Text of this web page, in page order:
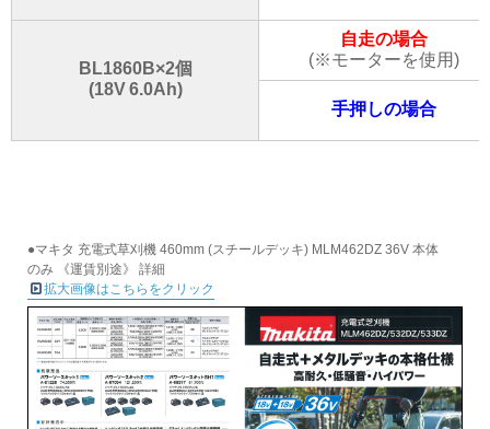
BL1860B×2個
(18V 6.0Ah)
自走の場合
(※モーターを使用)
手押しの場合
●マキタ 充電式草刈機 460mm (スチールデッキ) MLM462DZ 36V 本体
のみ 《運賃別途》 詳細
拡大画像はこちらをクリック